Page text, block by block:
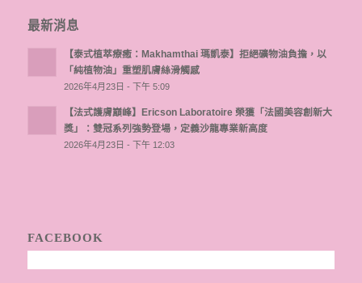
最新消息
【泰式植萃療癒：Makhamthai 瑪凱泰】拒絕礦物油負擔，以
「純植物油」重塑肌膚絲滑觸感
2026年4月23日 - 下午 5:09
【法式護膚巔峰】Ericson Laboratoire 榮獲「法國美容創新大
獎」：雙冠系列強勢登場，定義沙龍專業新高度
2026年4月23日 - 下午 12:03
FACEBOOK